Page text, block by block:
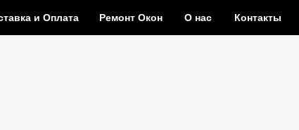
и Оплата Ремонт Окон О нас Контакты